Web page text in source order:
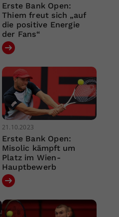
Erste Bank Open:
Thiem freut sich „auf
die positive Energie
der Fans“
21.10.2023
Erste Bank Open:
Misolic kämpft um
Platz im Wien-
Hauptbewerb